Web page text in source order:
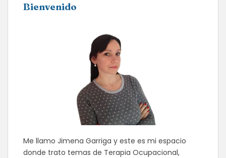
Bienvenido
Me llamo Jimena Garriga y este es mi espacio
donde trato temas de Terapia Ocupacional,